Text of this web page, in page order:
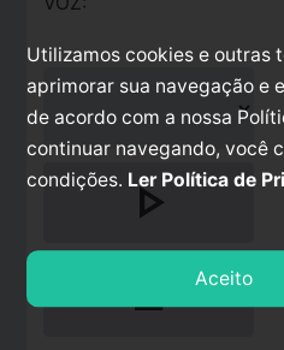
play_arrow
stop
Utilizamos cookies e outras
aprimorar sua navegação e
de acordo com a nossa
continuar navegando, você
condições. Ler Política de
Aceito